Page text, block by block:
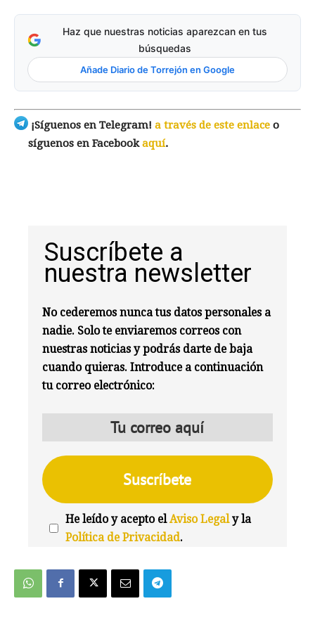
Haz que nuestras noticias aparezcan en tus
búsquedas
Añade Diario de Torrejón en Google
¡Síguenos en Telegram! a través de este enlace o
síguenos en Facebookaquí.
Suscríbete a
nuestra newsletter
No cederemos nunca tus datos personales a
nadie. Solo te enviaremos correos con
nuestras noticias y podrás darte de baja
cuando quieras. Introduce a continuación
tu correo electrónico:
He leído y acepto elAviso Legaly la
Política de Privacidad.